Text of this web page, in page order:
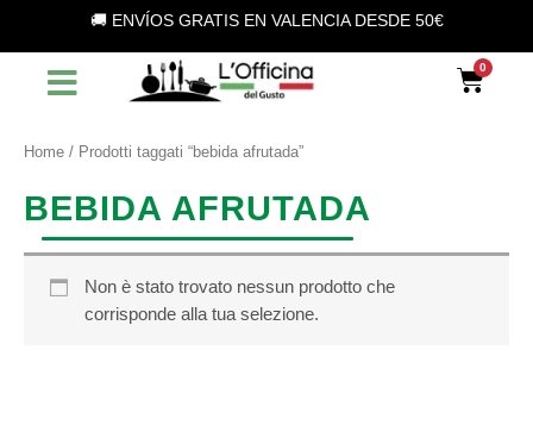
contenuto
🚚 ENVÍOS GRATIS EN VALENCIA DESDE 50€
l
o
u
a
Home / Prodotti taggati “bebida afrutada”
BEBIDA AFRUTADA
Non è stato trovato nessun prodotto che
corrisponde alla tua selezione.